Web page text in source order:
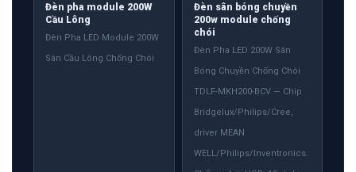
Đèn pha module 200W
Cầu Lông
Đèn Pha LED Module 200W
Sân Cầu Lông Chống Chói
Đèn sân bóng chuyền
200w module chống
chói
Đèn Pha LED 200W Sân
Bóng Chuyền Chống Chói
TDLF-MKH200-BCV — Chip
Bridgelux/Philips/Cree,
driver MEAN
WELL/Philips/Inventronics.